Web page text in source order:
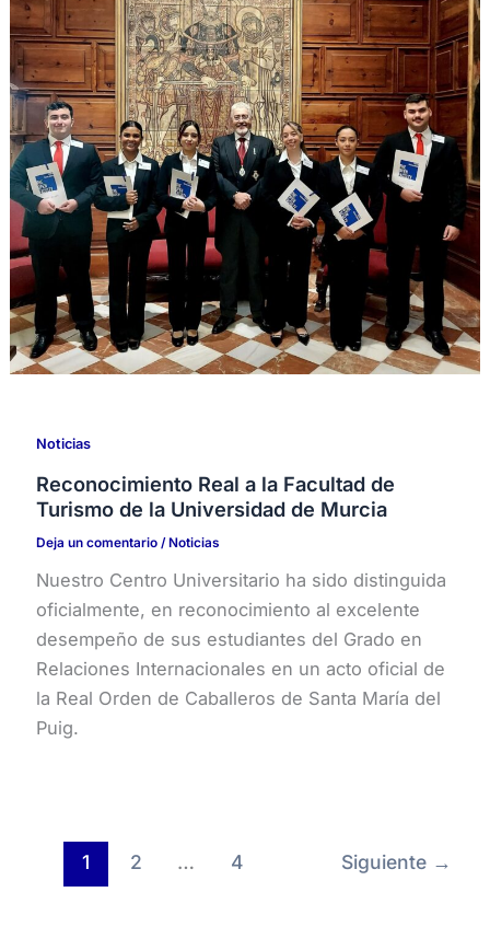
Noticias
Reconocimiento Real a la Facultad de
Turismo de la Universidad de Murcia
Deja un comentario /Noticias
Nuestro Centro Universitario ha sido distinguida
oficialmente, en reconocimiento al excelente
desempeño de sus estudiantes del Grado en
Relaciones Internacionales en un acto oficial de
la Real Orden de Caballeros de Santa María del
Puig.
1 2 … 4 Siguiente →